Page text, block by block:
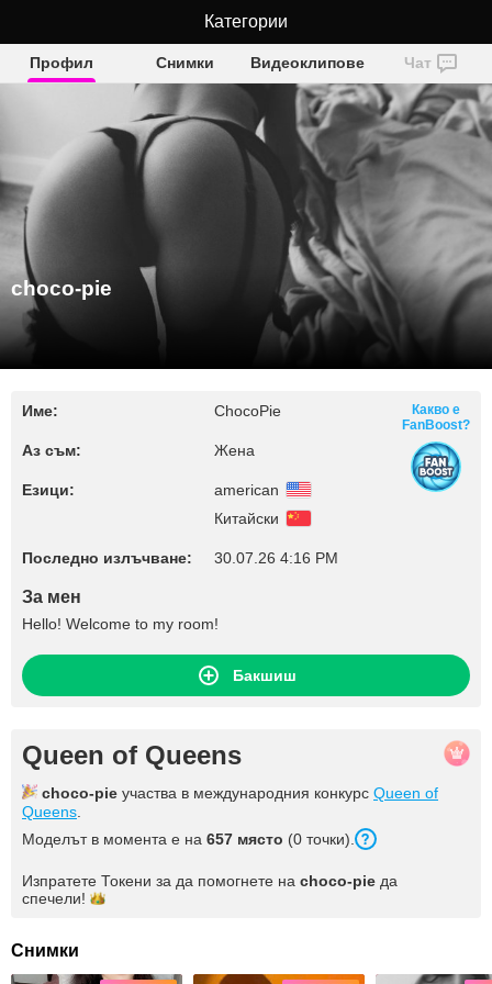
choco-pie
Профил Снимки Видеоклипове Чат
choco-pie
Име: ChocoPie
Аз съм: Жена
Езици:
american
Китайски
Последно излъчване: 30.07.26 4:16 PM
Какво е
FanBoost?
За мен
Hello! Welcome to my room!
Бакшиш
Queen of Queens
choco-pie участва в международния конкурс Queen of
Queens
Моделът в момента е на 657 място (0 точки).
Изпратете Токени за да помогнете на choco-pie да
спечели!
Снимки
Категории